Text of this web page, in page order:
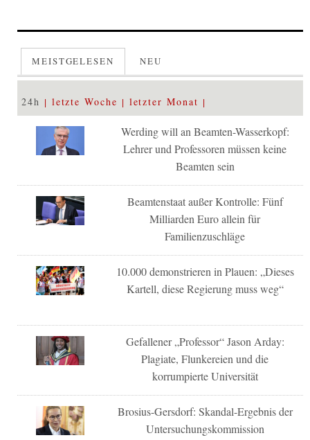
MEISTGELESEN NEU
24h letzte Woche letzter Monat
Werding will an Beamten-Wasserkopf:
Lehrer und Professoren müssen keine
Beamten sein
Beamtenstaat außer Kontrolle: Fünf
Milliarden Euro allein für
Familienzuschläge
10.000 demonstrieren in Plauen: „Dieses
Kartell, diese Regierung muss weg“
Gefallener „Professor“ Jason Arday:
Plagiate, Flunkereien und die
korrumpierte Universität
Brosius-Gersdorf: Skandal-Ergebnis der
Untersuchungskommission